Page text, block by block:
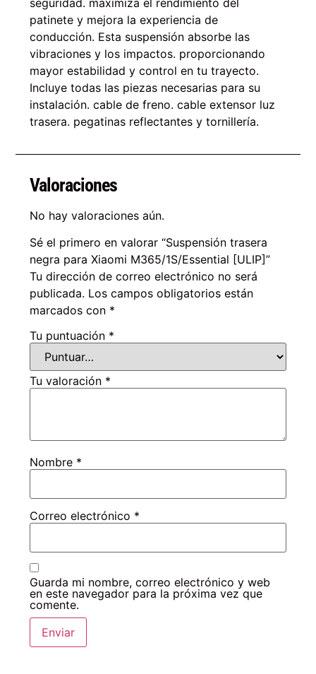
seguridad. maximiza el rendimiento del
patinete y mejora la experiencia de
conducción. Esta suspensión absorbe las
vibraciones y los impactos. proporcionando
mayor estabilidad y control en tu trayecto.
Incluye todas las piezas necesarias para su
instalación. cable de freno. cable extensor luz
trasera. pegatinas reflectantes y tornillería.
Valoraciones
No hay valoraciones aún.
Sé el primero en valorar “Suspensión trasera
negra para Xiaomi M365/1S/Essential [ULIP]”
Tu dirección de correo electrónico no será
publicada. Los campos obligatorios están
marcados con *
Tu puntuación *
Tu valoración *
Nombre *
Correo electrónico *
Guarda mi nombre, correo electrónico y web
en este navegador para la próxima vez que
comente.